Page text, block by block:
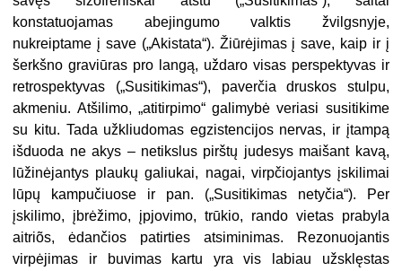
konstatuojamas abejingumo valktis žvilgsnyje,
nukreiptame į save („Akistata“). Žiūrėjimas į save, kaip ir į
šerkšno graviūras pro langą, uždaro visas perspektyvas ir
retrospektyvas („Susitikimas“), paverčia druskos stulpu,
akmeniu. Atšilimo, „atitirpimo“ galimybė veriasi susitikime
su kitu. Tada užkliudomas egzistencijos nervas, ir įtampą
išduoda ne akys – netikslus pirštų judesys maišant kavą,
lūžinėjantys plaukų galiukai, nagai, virpčiojantys įskilimai
lūpų kampučiuose ir pan. („Susitikimas netyčia“). Per
įskilimo, įbrėžimo, įpjovimo, trūkio, rando vietas prabyla
aitriõs, ėdančios patirties atsiminimas. Rezonuojantis
virpėjimas ir buvimas kartu yra vis labiau užsklęstas